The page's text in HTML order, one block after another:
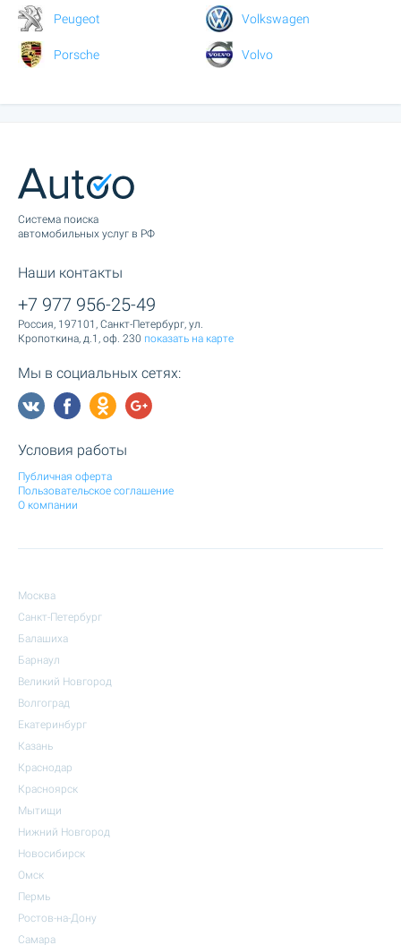
Peugeot
Porsche
Volkswagen
Volvo
Cистема поиска
автомобильных услуг в РФ
Наши контакты
+7 977 956-25-49
Россия, 197101, Санкт-Петербург, ул.
Кропоткина, д.1, оф. 230 показать на карте
Мы в социальных сетях:
Условия работы
Публичная оферта
Пользовательское соглашение
О компании
Москва
Санкт-Петербург
Балашиха
Барнаул
Великий Новгород
Волгоград
Екатеринбург
Казань
Краснодар
Красноярск
Мытищи
Нижний Новгород
Новосибирск
Омск
Пермь
Ростов-на-Дону
Самара